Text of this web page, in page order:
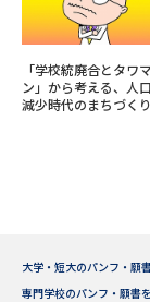
「学校統廃合とタワマ
ン」から考える、人口
減少時代のまちづくり
大学・短大のパンフ・願
専門学校のパンフ・願書